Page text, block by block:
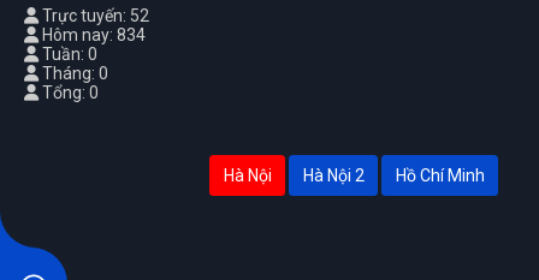
Trực tuyến: 52
Hôm nay: 834
Tuần: 0
Tháng: 0
Tổng: 0
Hà Nội Hà Nội 2 Hồ Chí Minh